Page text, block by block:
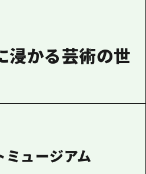
浸かる芸術の世
ュージアム